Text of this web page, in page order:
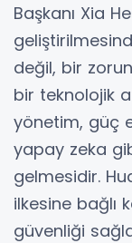
Başkanı Xia
değil, bir
bir teknolojik
yönetim, güç
yapay zeka
gelmesidir.
ilkesine bağlı
güvenliği